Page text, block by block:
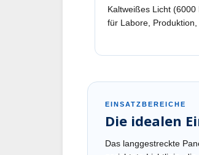
Kaltweißes Licht
für Labore,
EINSATZBEREICHE
Die idealen
Das langgestreckte